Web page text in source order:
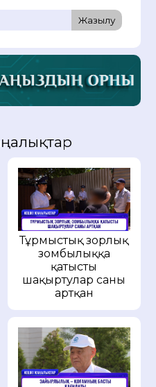
Жазылу
Тұрмыстық зорлық
зомбылыққа
қатысты
шақыртулар саны
артқан